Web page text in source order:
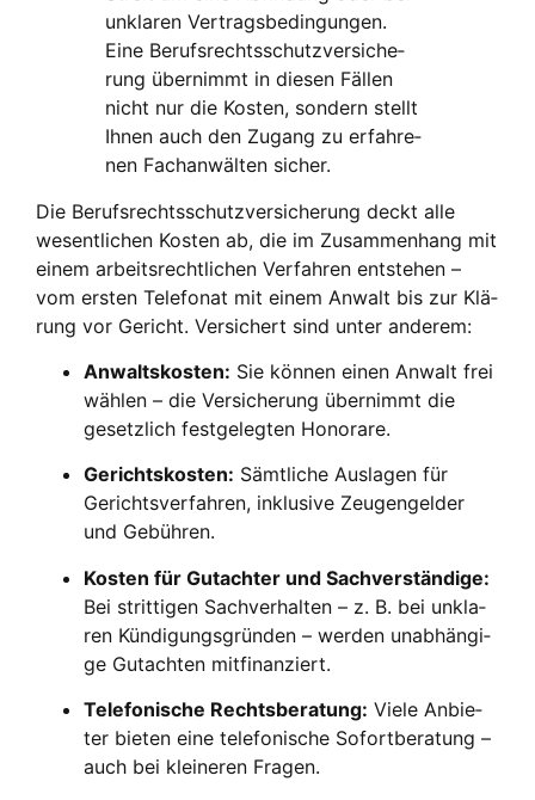
unkla­ren Ver­trags­be­din­gun­gen.
Eine Berufs­rechts­schutz­ver­si­che­
rung über­nimmt in die­sen Fäl­len
nicht nur die Kos­ten, son­dern stellt
Ihnen auch den Zugang zu erfah­re­
nen Fach­an­wäl­ten sicher.
Die Berufs­rechts­schutz­ver­si­che­rung deckt alle
wesent­li­chen Kos­ten ab, die im Zusam­men­hang mit
einem arbeits­recht­li­chen Ver­fah­ren ent­ste­hen –
vom ers­ten Tele­fo­nat mit einem Anwalt bis zur Klä­
rung vor Gericht. Ver­si­chert sind unter ande­rem:
Anwalts­kos­ten: Sie kön­nen einen Anwalt frei
wäh­len – die Ver­si­che­rung über­nimmt die
gesetz­lich fest­ge­leg­ten Hono­ra­re.
Gerichts­kos­ten: Sämt­li­che Aus­la­gen für
Gerichts­ver­fah­ren, inklu­si­ve Zeu­gen­gel­der
und Gebüh­ren.
Kos­ten für Gut­ach­ter und Sach­ver­stän­di­ge:
Bei strit­ti­gen Sach­ver­hal­ten – z. B. bei unkla­
ren Kün­di­gungs­grün­den – wer­den unab­hän­gi­
ge Gut­ach­ten mit­fi­nan­ziert.
Tele­fo­ni­sche Rechts­be­ra­tung: Vie­le Anbie­
ter bie­ten eine tele­fo­ni­sche Sofort­be­ra­tung –
auch bei klei­ne­ren Fra­gen.